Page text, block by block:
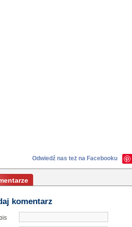
Odwiedź nas też na Facebooku
komentarz